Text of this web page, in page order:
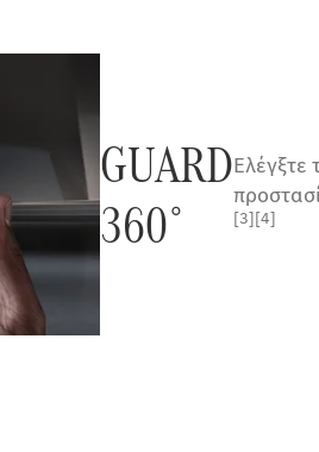
GUARD
360˚
Ελέγξτε
[3][4]